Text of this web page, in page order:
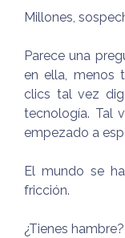
Millones,
Parece una
en ella, menos
clics tal vez
tecnología. Tal
empezado a
El mundo se
fricción.
¿Tienes